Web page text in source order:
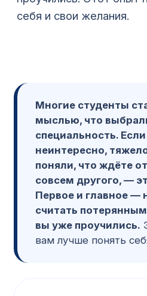
себя и свои желания.
Многие студенты
мыслью, что
специальность.
неинтересно,
поняли, что ждёте
совсем другого, —
Первое и главное —
считать
вы уже проучились.
вам лучше понять